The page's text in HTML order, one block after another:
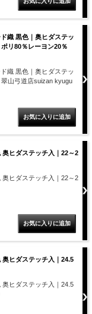
織 黒色｜奥ヒダステッ
リ80％レーヨン20％
織 黒色｜奥ヒダステッ
山弓道店suizan kyugu
ヒダステッチ入｜22～2
ヒダステッチ入｜22～2
ヒダステッチ入｜24.5
ヒダステッチ入｜24.5